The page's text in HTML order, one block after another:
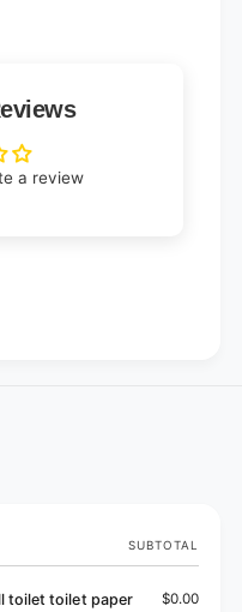
a review
SUBTOTAL
toilet toilet paper
$0.00